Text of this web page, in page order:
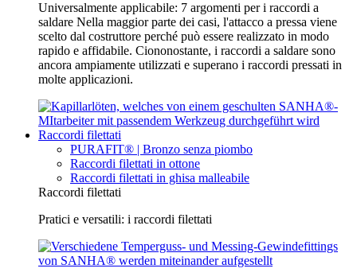
Universalmente applicabile: 7 argomenti per i raccordi a
saldare Nella maggior parte dei casi, l'attacco a pressa viene
scelto dal costruttore perché può essere realizzato in modo
rapido e affidabile. Ciononostante, i raccordi a saldare sono
ancora ampiamente utilizzati e superano i raccordi pressati in
molte applicazioni.
Raccordi filettati
PURAFIT® | Bronzo senza piombo
Raccordi filettati in ottone
Raccordi filettati in ghisa malleabile
Raccordi filettati
Pratici e versatili: i raccordi filettati